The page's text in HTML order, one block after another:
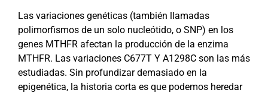
Las variaciones genéticas (también llamadas
polimorfismos de un solo nucleótido, o SNP) en los
genes MTHFR afectan la producción de la enzima
MTHFR. Las variaciones C677T Y A1298C son las más
estudiadas. Sin profundizar demasiado en la
epigenética, la historia corta es que podemos heredar